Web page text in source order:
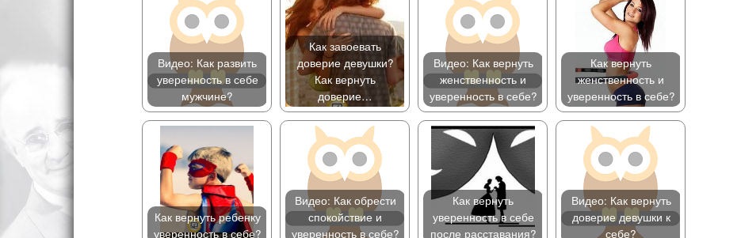
Видео: Как развить
уверенность в себе
мужчине?
Как завоевать
доверие девушки?
Как вернуть
доверие…
Видео: Как вернуть
женственность и
уверенность в себе?
Как вернуть
женственность и
уверенность в себе?
Как вернуть ребенку
уверенность в себе?
Видео: Как обрести
спокойствие и
уверенность в себе?
Как вернуть
уверенность в себе
после расставания?
Видео: Как вернуть
доверие девушки к
себе?